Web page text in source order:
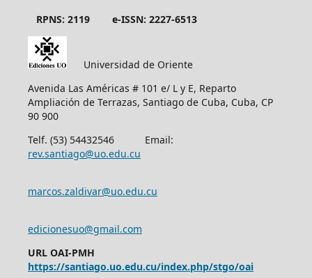
RPNS: 2119 e-ISSN: 2227-6513
Universidad de Oriente
Avenida Las Américas # 101 e/ L y E, Reparto
Ampliación de Terrazas, Santiago de Cuba, Cuba, CP
90 900
Telf. (53) 54432546 Email:
rev.santiago@uo.edu.cu
marcos.zaldivar@uo.edu.cu
edicionesuo@gmail.com
URL OAI-PMH
https://santiago.uo.edu.cu/index.php/stgo/oai